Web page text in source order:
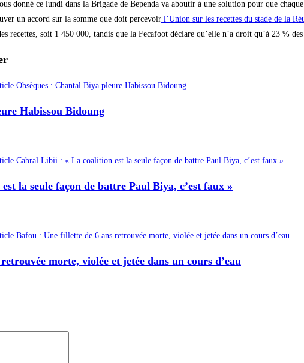
donné ce lundi dans la Brigade de Bependa va aboutir à une solution pour que
un accord sur la somme que doit percevoir l’Union sur les recettes du stade de la
recettes, soit 1 450 000, tandis que la Fecafoot déclare qu’elle n’a droit qu’à 23 %
Habissou Bidoung
la seule façon de battre Paul Biya, c’est faux »
morte, violée et jetée dans un cours d’eau